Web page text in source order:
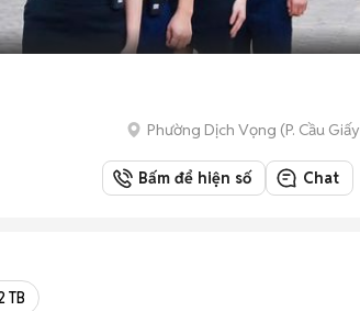
Phường Dịch Vọng (P. Cầu Giấy
Bấm để hiện số Chat
TB